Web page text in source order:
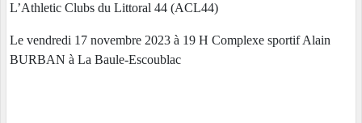
L’Athletic Clubs du Littoral 44 (ACL44)
Le vendredi 17 novembre 2023 à 19 H Complexe sportif Alain
BURBAN à La Baule-Escoublac